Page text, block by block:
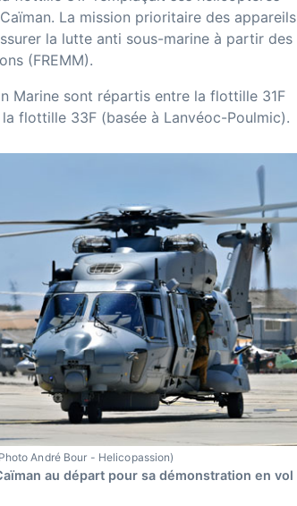
La mission prioritaire des appareils
la lutte anti sous-marine à partir des
(FREMM).
Marine sont répartis entre la flottille 31F
flottille 33F (basée à Lanvéoc-Poulmic).
André Bour - Helicopassion)
au départ pour sa démonstration en vol